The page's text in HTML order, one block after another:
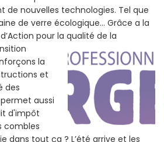
de nouvelles technologies. Tel que
de verre écologique... Grâce a la
pour la qualité de la
la
et
des
aussi
d'impôt
combles
dans tout ça ? L’été arrive et les